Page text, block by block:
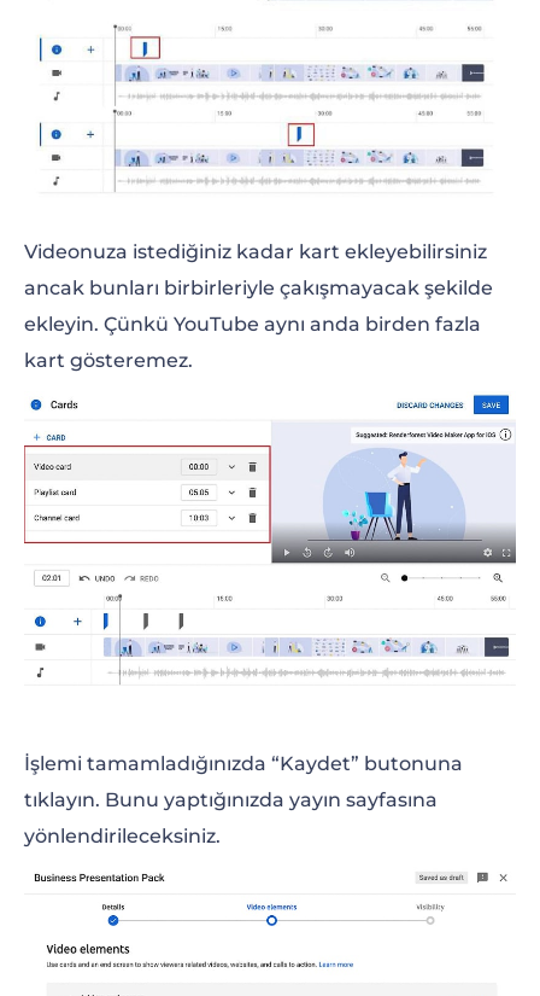
Videonuza istediğiniz kadar kart ekleyebilirsiniz
ancak bunları birbirleriyle çakışmayacak şekilde
ekleyin. Çünkü YouTube aynı anda birden fazla
kart gösteremez.
İşlemi tamamladığınızda “Kaydet” butonuna
tıklayın. Bunu yaptığınızda yayın sayfasına
yönlendirileceksiniz.